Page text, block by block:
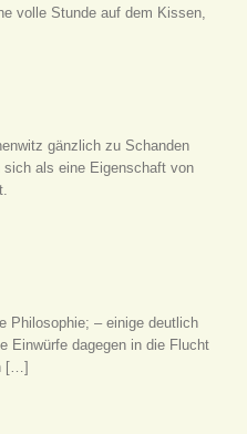
volle Stunde auf dem Kissen,
gänzlich zu Schanden
als eine Eigenschaft von
Philosophie; – einige deutlich
Einwürfe dagegen in die Flucht
[…]